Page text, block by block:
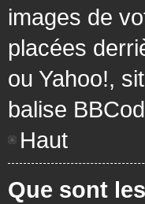
images de
placées
ou Yahoo!,
balise
Haut
Que sont